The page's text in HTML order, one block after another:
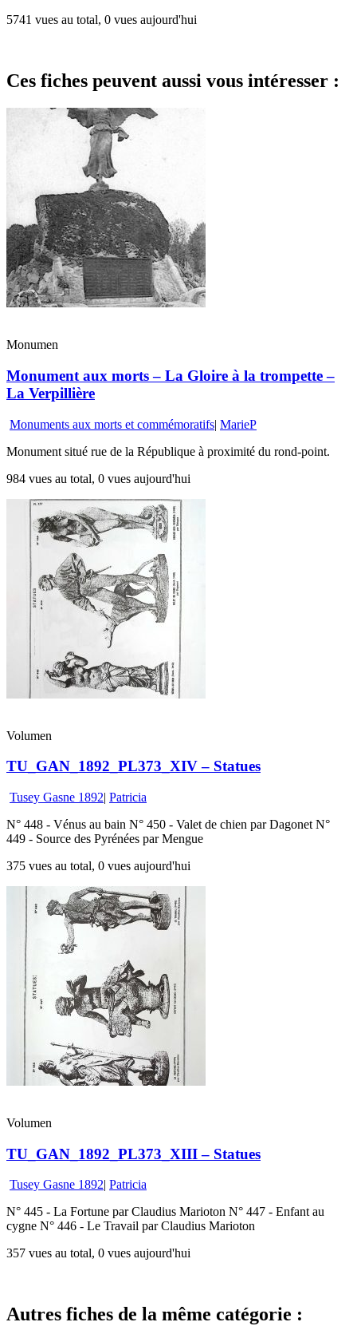
5741 vues au total, 0 vues aujourd'hui
Ces fiches peuvent aussi vous intéresser :
Monumen
Monument aux morts – La Gloire à la trompette –
La Verpillière
Monuments aux morts et commémoratifs| MarieP
Monument situé rue de la République à proximité du rond-point.
984 vues au total, 0 vues aujourd'hui
Volumen
TU_GAN_1892_PL373_XIV – Statues
Tusey Gasne 1892| Patricia
N° 448 - Vénus au bain N° 450 - Valet de chien par Dagonet N°
449 - Source des Pyrénées par Mengue
375 vues au total, 0 vues aujourd'hui
Volumen
TU_GAN_1892_PL373_XIII – Statues
Tusey Gasne 1892| Patricia
N° 445 - La Fortune par Claudius Marioton N° 447 - Enfant au
cygne N° 446 - Le Travail par Claudius Marioton
357 vues au total, 0 vues aujourd'hui
Autres fiches de la même catégorie :